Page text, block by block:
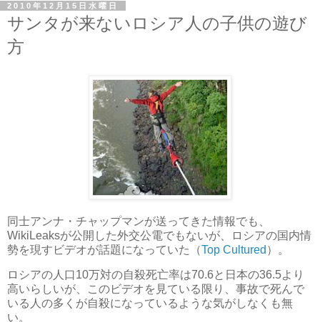
2010年12月15日水曜日
サンタが来ないロシア人の子供の遊び
方
同士アンナ・チャップマンが送ってきた情報でも、
WikiLeaksが公開した外交公電でもないが、ロシアの国内情
勢を現すビデオが話題になっていた（Top Cultured ）。
ロシアの人口10万対の自殺死亡率は70.6と日本の36.5より
高いらしいが、このビデオを見ている限り、事故で死んで
いる人の多くが自殺になっているような気がしなくも無
い。